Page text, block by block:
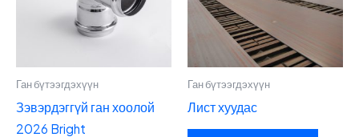
Ган бүтээгдэхүүн
Зэвэрдэггүй ган хоолой
2026 Bright
Ган бүтээгдэхүүн
Лист хуудас